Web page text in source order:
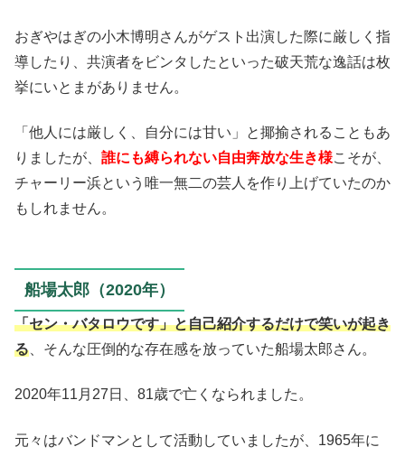
おぎやはぎの小木博明さんがゲスト出演した際に厳しく指
導したり、共演者をビンタしたといった破天荒な逸話は枚
挙にいとまがありません。
「他人には厳しく、自分には甘い」と揶揄されることもあ
りましたが、 誰にも縛られない自由奔放な生き様こそが、
チャーリー浜という唯一無二の芸人を作り上げていたのか
もしれません。
船場太郎（2020年）
「セン・バタロウです」と自己紹介するだけで笑いが起き
る 、そんな圧倒的な存在感を放っていた船場太郎さん。
2020年11月27日、81歳で亡くなられました。
元々はバンドマンとして活動していましたが、1965年に